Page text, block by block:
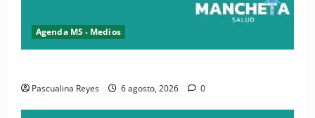
Agenda MS - Medios
Pascualina Reyes 6 agosto, 2026 0